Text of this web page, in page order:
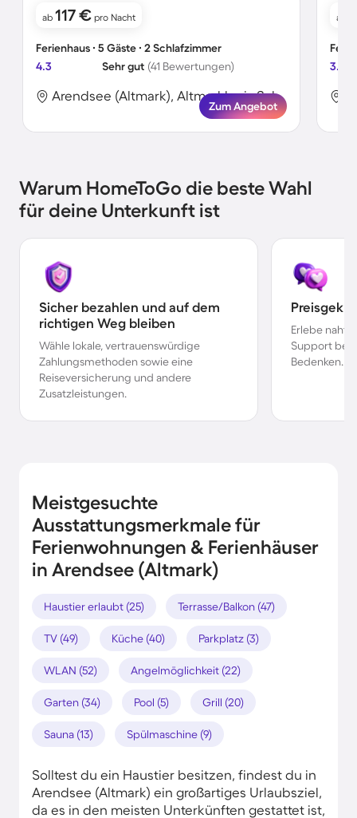
ab 117 € pro Nacht
Ferienhaus ∙ 5 Gäste ∙ 2 Schlafzimmer
4.3
Sehr gut (41 Bewertungen)
Arendsee (Altmark), Altmarkkreis Salzwedel, Deutschland
Zum Angebot
ab
3.9
Warum HomeToGo die beste Wahl
für deine Unterkunft ist
Sicher bezahlen und auf dem
richtigen Weg bleiben
Wähle lokale, vertrauenswürdige
Zahlungsmethoden sowie eine
Reiseversicherung und andere
Zusatzleistungen.
Erlebe
Support bei
Bedenken.
Meistgesuchte
Ausstattungsmerkmale für
Ferienwohnungen & Ferienhäuser
in Arendsee (Altmark)
Haustier erlaubt (25) Terrasse/Balkon (47)
TV (49) Küche (40) Parkplatz (3)
WLAN (52) Angelmöglichkeit (22)
Garten (34) Pool (5) Grill (20)
Sauna (13) Spülmaschine (9)
Solltest du ein Haustier besitzen, findest du in
Arendsee (Altmark) ein großartiges Urlaubsziel,
da es in den meisten Unterkünften gestattet ist,